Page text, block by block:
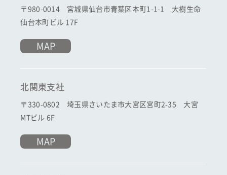
〒980-0014 宮城県仙台市青葉区本町1-1-1 大樹生命
仙台本町ビル 17F
MAP
北関東支社
〒330-0802 埼玉県さいたま市大宮区宮町2-35 大宮
MTビル 6F
MAP